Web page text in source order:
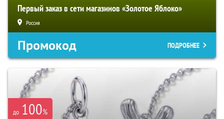
Первый заказ в сети магазинов «Золотое Яблоко»
Россия
Промокод ПОДРОБНЕЕ
до 100%